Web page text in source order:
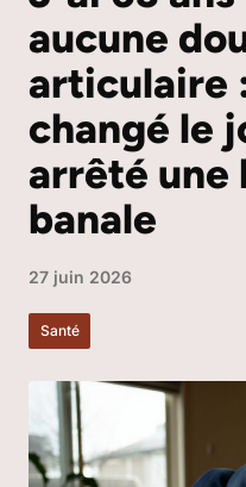
aucune
articulaire
changé le
arrêté une
banale
27 juin 2026
Santé